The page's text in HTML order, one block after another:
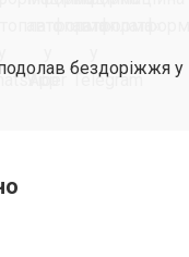
бездоріжжя у